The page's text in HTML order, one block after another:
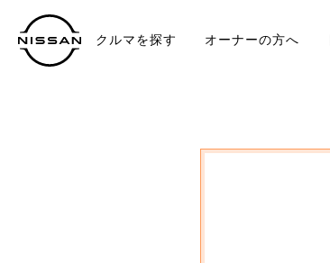
クルマを探す オーナーの方へ